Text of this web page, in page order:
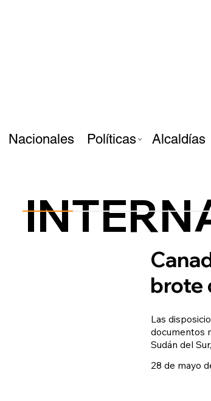
Nacionales Políticas Alcaldías
brote
Las
documentos
Sudán del
28 de mayo